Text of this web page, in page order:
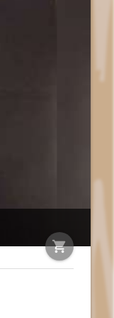
shopping_cart